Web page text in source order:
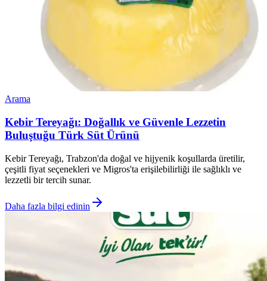
Arama
Kebir Tereyağı: Doğallık ve Güvenle Lezzetin
Buluştuğu Türk Süt Ürünü
Kebir Tereyağı, Trabzon'da doğal ve hijyenik koşullarda üretilir,
çeşitli fiyat seçenekleri ve Migros'ta erişilebilirliği ile sağlıklı ve
lezzetli bir tercih sunar.
Daha fazla bilgi edinin